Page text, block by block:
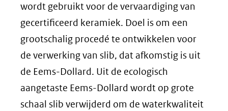
wordt gebruikt voor de vervaardiging van
gecertificeerd keramiek. Doel is om een
grootschalig procedé te ontwikkelen voor
de verwerking van slib, dat afkomstig is uit
de Eems-Dollard. Uit de ecologisch
aangetaste Eems-Dollard wordt op grote
schaal slib verwijderd om de waterkwaliteit